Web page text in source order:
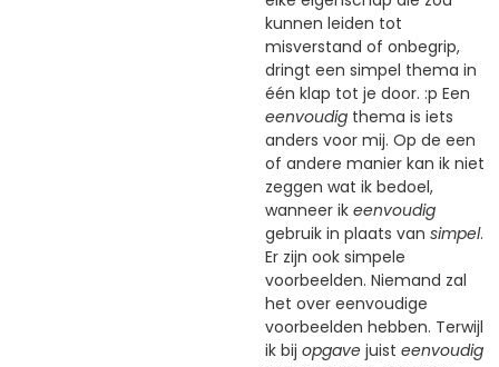
kunnen leiden tot
misverstand of onbegrip,
dringt een simpel thema in
één klap tot je door. :p Een
eenvoudig thema is iets
anders voor mij. Op de een
of andere manier kan ik niet
zeggen wat ik bedoel,
wanneer ik eenvoudig
gebruik in plaats van simpel.
Er zijn ook simpele
voorbeelden. Niemand zal
het over eenvoudige
voorbeelden hebben. Terwijl
ik bij opgave juist eenvoudig